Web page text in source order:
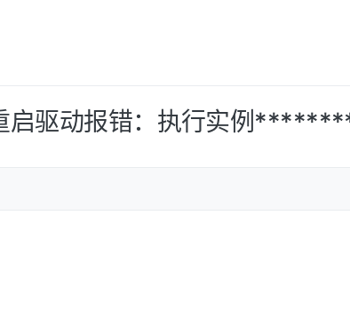
启驱动报错：执行实例